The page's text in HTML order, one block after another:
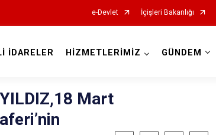
e-Devlet İçişleri Bakanlığı
İDARELER HİZMETLERİMİZ GÜNDEM
Mart